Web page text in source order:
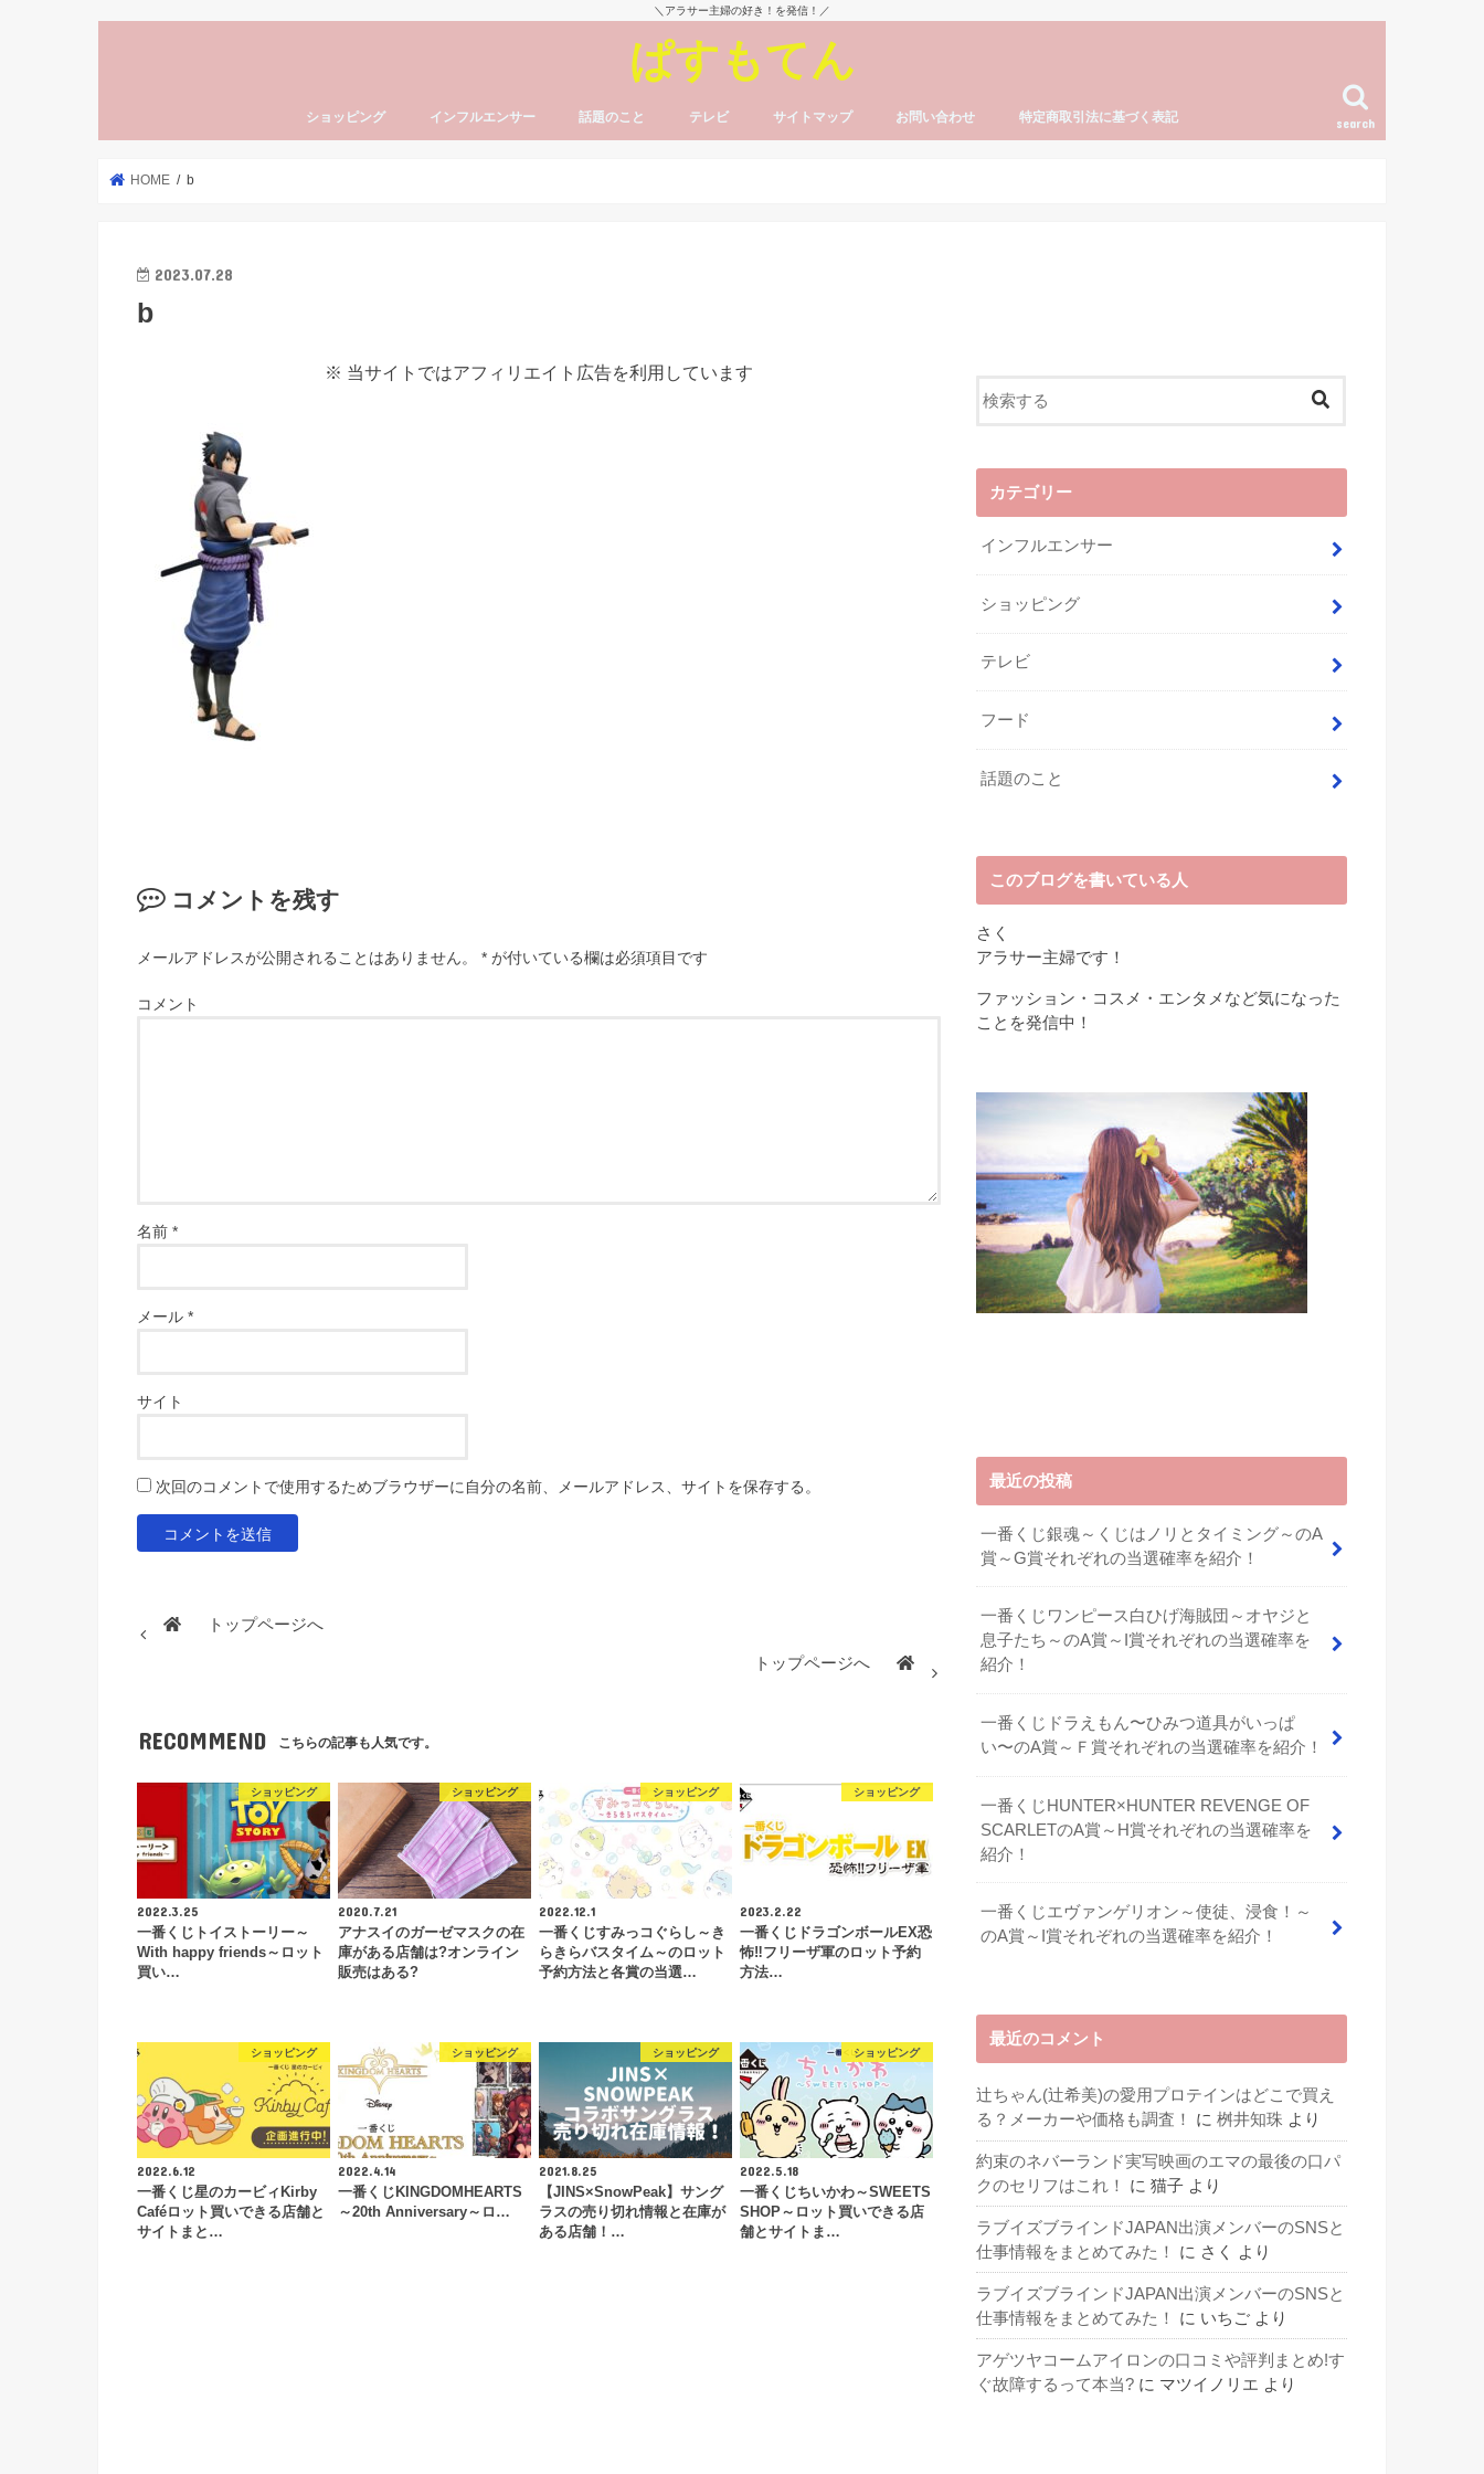
＼アラサー主婦の好き！を発信！／
ぱすもてん
search
ショッピング インフルエンサー 話題のこと テレビ サイトマップ お問い合わせ 特定商取引法に基づく表記
HOME b
2023.07.28
b
※ 当サイトではアフィリエイト広告を利用しています
コメントを残す
メールアドレスが公開されることはありません。 * が付いている欄は必須項目です
コメント
名前 *
メール *
サイト
次回のコメントで使用するためブラウザーに自分の名前、メールアドレス、サイトを保存する。
トップページへ
トップページへ
RECOMMEND こちらの記事も人気です。
ショッピング
2022.3.25
一番くじトイストーリー～
With happy friends～ロット
買い…
ショッピング
2020.7.21
アナスイのガーゼマスクの在
庫がある店舗は?オンライン
販売はある?
ショッピング
2022.12.1
一番くじすみっコぐらし～き
らきらバスタイム～のロット
予約方法と各賞の当選…
ショッピング
2023.2.22
一番くじドラゴンボールEX恐
怖‼フリーザ軍のロット予約
方法…
ショッピング
2022.6.12
一番くじ星のカービィKirby
Caféロット買いできる店舗と
サイトまと…
ショッピング
2022.4.14
一番くじKINGDOMHEARTS
～20th Anniversary～ロ…
ショッピング
2021.8.25
【JINS×SnowPeak】サング
ラスの売り切れ情報と在庫が
ある店舗！…
ショッピング
2022.5.18
一番くじちいかわ～SWEETS
SHOP～ロット買いできる店
舗とサイトま…
カテゴリー
インフルエンサー
ショッピング
テレビ
フード
話題のこと
このブログを書いている人
さく
アラサー主婦です！
ファッション・コスメ・エンタメなど気になった
ことを発信中！
最近の投稿
一番くじ銀魂～くじはノリとタイミング～のA
賞～G賞それぞれの当選確率を紹介！
一番くじワンピース白ひげ海賊団～オヤジと
息子たち～のA賞～I賞それぞれの当選確率を
紹介！
⼀番くじドラえもん〜ひみつ道具がいっぱ
い〜のA賞～Ｆ賞それぞれの当選確率を紹介！
一番くじHUNTER×HUNTER REVENGE OF
SCARLETのA賞～H賞それぞれの当選確率を
紹介！
一番くじエヴァンゲリオン～使徒、浸食！～
のA賞～I賞それぞれの当選確率を紹介！
最近のコメント
辻ちゃん(辻希美)の愛用プロテインはどこで買え
る？メーカーや価格も調査！
に 桝井知珠 より
約束のネバーランド実写映画のエマの最後の口パ
クのセリフはこれ！
に 猫子 より
ラブイズブラインドJAPAN出演メンバーのSNSと
仕事情報をまとめてみた！
に さく より
ラブイズブラインドJAPAN出演メンバーのSNSと
仕事情報をまとめてみた！
に いちご より
アゲツヤコームアイロンの口コミや評判まとめ!す
ぐ故障するって本当? に マツイノリエ より